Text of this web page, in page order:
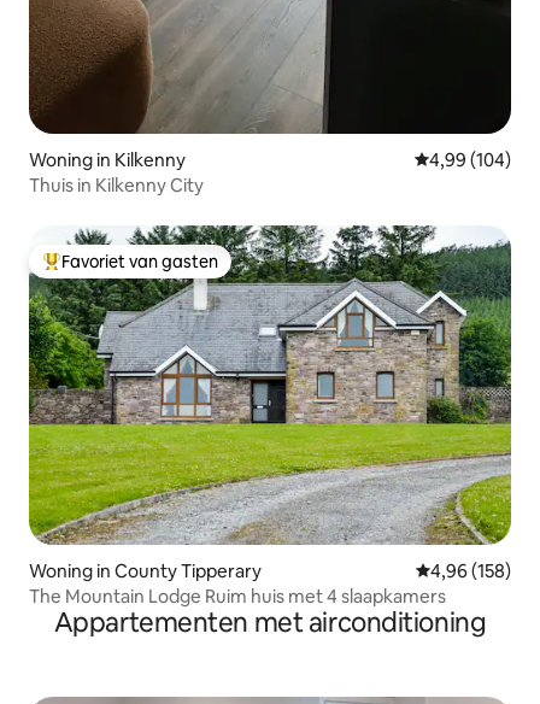
Woning in Kilkenny Gemiddelde
4,99 (104)
Thuis in Kilkenny City
Topfavoriet van gasten
Favoriet van gasten
Woning in County Tipperary Gemiddelde
4,96 (158)
The Mountain Lodge Ruim huis met 4 slaapkamers
Appartementen met airconditioning